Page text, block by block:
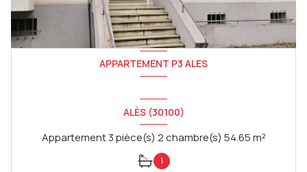
APPARTEMENT P3 ALES
ALÈS (30100)
Appartement 3 pièce(s) 2 chambre(s) 54.65 m²
1